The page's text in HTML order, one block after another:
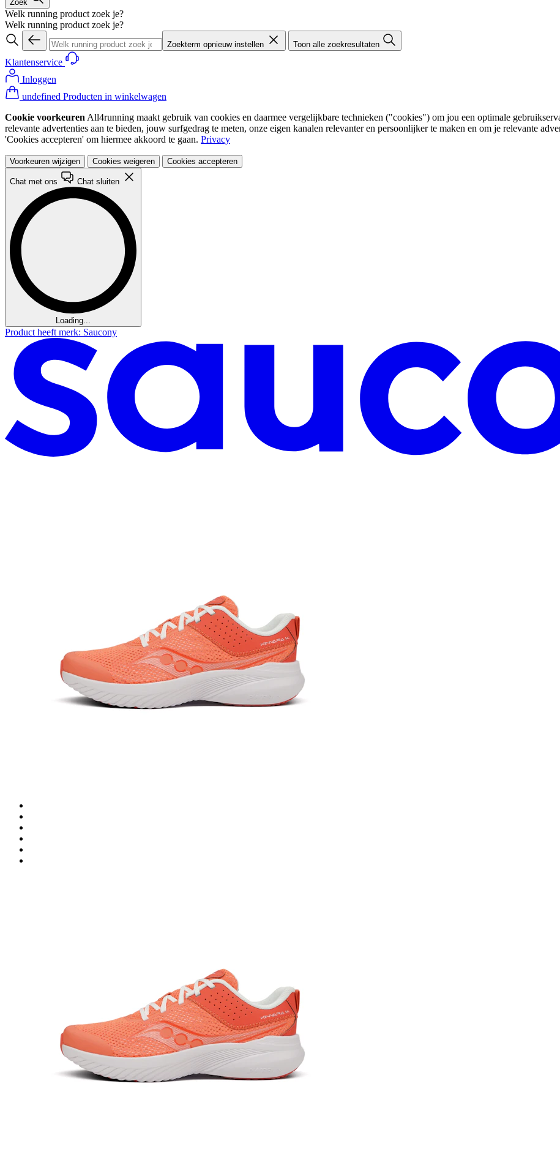
Zoek
Welk running product zoek je?
Welk running product zoek je?
Zoekterm opnieuw instellen Toon alle zoekresultaten
Klantenservice
Inloggen
undefined Producten in winkelwagen
Cookie voorkeuren All4running maakt gebruik van cookies en daarmee vergelijkbare technieken ("cookies") om jou een optimale
relevante advertenties aan te bieden, jouw surfgedrag te meten, onze eigen kanalen relevanter en persoonlijker te maken en om je relevante
'Cookies accepteren' om hiermee akkoord te gaan. Privacy
Voorkeuren wijzigen Cookies weigeren Cookies accepteren
Chat met ons Chat sluiten
Loading...
Product heeft merk: Saucony